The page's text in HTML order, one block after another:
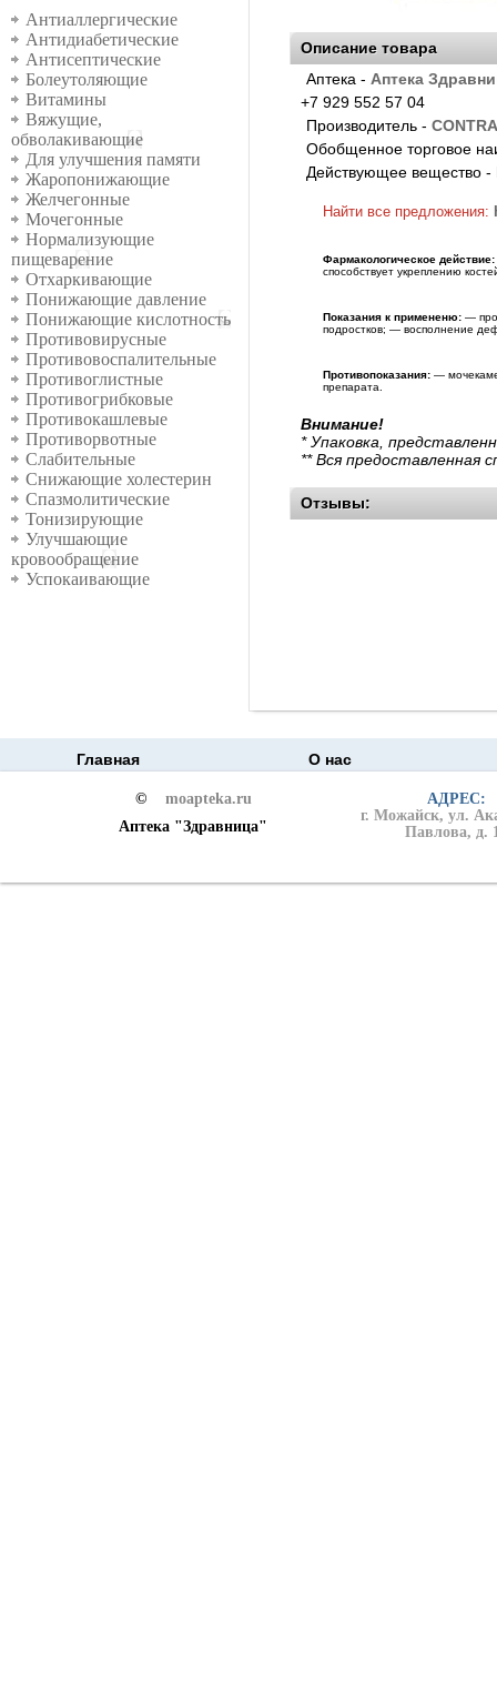
Группы
Антиаллергические
Антидиабетические
Антисептические
Болеутоляющие
Витамины
Вяжущие,
обволакивающие
Для улучшения памяти
Жаропонижающие
Желчегонные
Мочегонные
Нормализующие
пищеварение
Отхаркивающие
Понижающие давление
Понижающие кислотность
Противовирусные
Противовоспалительные
Противоглистные
Противогрибковые
Противокашлевые
Противорвотные
Слабительные
Снижающие холестерин
Спазмолитические
Тонизирующие
Улучшающие
кровообращение
Успокаивающие
Описание товара
Аптека - Аптека
+7 929 552 57 04
Производитель -
Обобщенное торговое
Действующее вещество -
Найти все предложения:
Фармакологическое действие:
способствует укреплению
Показания к примененю: —
подростков; — восполнение
Противопоказания: —
препарата.
Внимание!
* Упаковка,
** Вся предоставленная
Отзывы:
Главная О нас
©
moapteka.ru
Аптека "Здравница"
АДРЕС:
г. Можайск, ул.
Павлова, д.